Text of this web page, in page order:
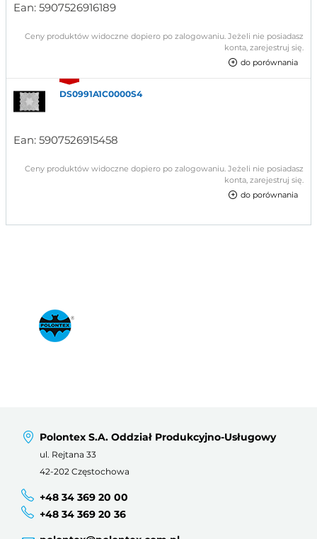
Ean: 5907526916189
Ceny produktów widoczne dopiero po zalogowaniu. Jeżeli nie posiadasz
konta, zarejestruj się.
do porównania
DS0991A1C0000S4
Ean: 5907526915458
Ceny produktów widoczne dopiero po zalogowaniu. Jeżeli nie posiadasz
konta, zarejestruj się.
do porównania
Polontex S.A. Oddział Produkcyjno-Usługowy
ul. Rejtana 33
42-202 Częstochowa
+48 34 369 20 00
+48 34 369 20 36